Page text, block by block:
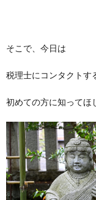
そこで、今日は
税理士にコンタクトす
初めての方に知ってほ